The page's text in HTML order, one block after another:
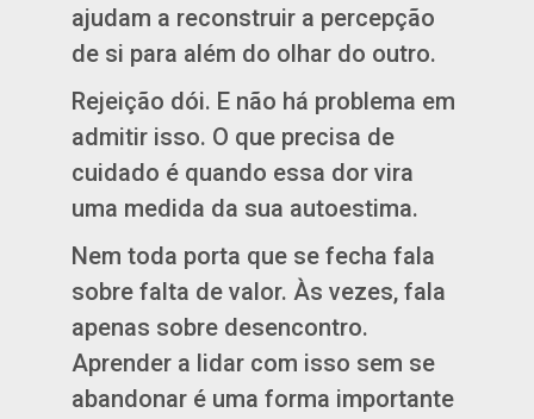
ajudam a reconstruir a percepção
de si para além do olhar do outro.
Rejeição dói. E não há problema em
admitir isso. O que precisa de
cuidado é quando essa dor vira
uma medida da sua autoestima.
Nem toda porta que se fecha fala
sobre falta de valor. Às vezes, fala
apenas sobre desencontro.
Aprender a lidar com isso sem se
abandonar é uma forma importante